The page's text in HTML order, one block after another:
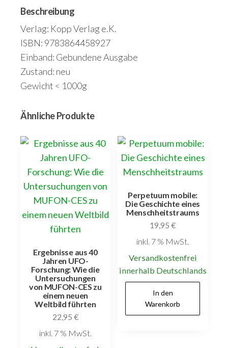
Stiftungen
und
NGOs
Europa
zerstören
wollen
Beschreibung
Verlag: Kopp Verlag e.K.
ISBN: 9783864458927
Einband: Gebundene Ausgabe
Zustand: neu
Gewicht < 1000g
Ähnliche Produkte
Ergebnisse aus 40
Jahren UFO-
Forschung: Wie die
Untersuchungen
von MUFON-CES zu
einem neuen
Weltbild führten
22,95 €
inkl. 7 % MwSt.
Perpetuum mobile:
Die Geschichte eines
Menschheitstraums
19,95€
inkl. 7 % MwSt.
Versandkostenfrei
innerhalb Deutschlands
In den
Warenkorb